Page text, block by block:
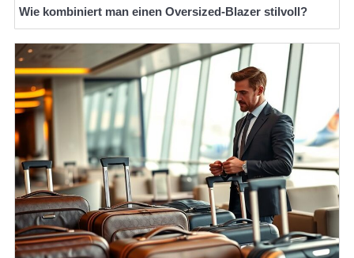
Wie kombiniert man einen Oversized-Blazer stilvoll?